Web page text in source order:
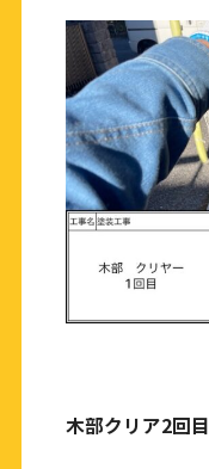
木部クリア2回目